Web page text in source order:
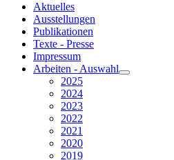
Aktuelles
Ausstellungen
Publikationen
Texte - Presse
Impressum
Arbeiten - Auswahl
2025
2024
2023
2022
2021
2020
2019